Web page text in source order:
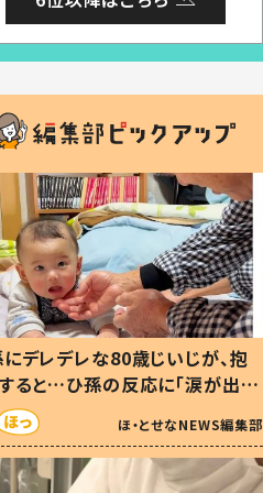
デレデレな80歳じいじが、抱
ると…ひ孫の反応に「涙が出ま
「可愛くて仕方ない」
ほ・とせなNEWS編集部